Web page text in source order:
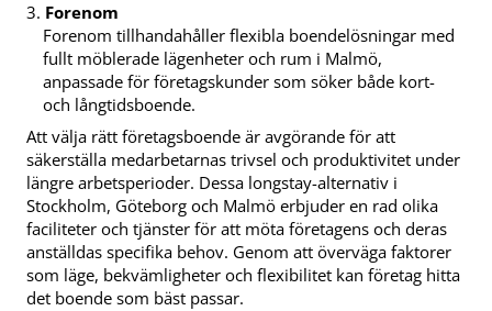
Forenom
Forenom tillhandahåller flexibla boendelösningar med
fullt möblerade lägenheter och rum i Malmö,
anpassade för företagskunder som söker både kort-
och långtidsboende.
Att välja rätt företagsboende är avgörande för att
säkerställa medarbetarnas trivsel och produktivitet under
längre arbetsperioder. Dessa longstay-alternativ i
Stockholm, Göteborg och Malmö erbjuder en rad olika
faciliteter och tjänster för att möta företagens och deras
anställdas specifika behov. Genom att överväga faktorer
som läge, bekvämligheter och flexibilitet kan företag hitta
det boende som bäst passar.